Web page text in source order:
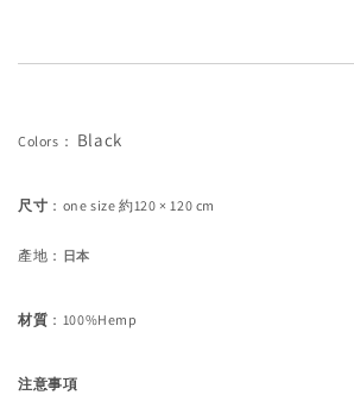
Colors ： Black
尺寸 ： one size 約120 × 120 cm
產地 ： 日本
材質 ：100%Hemp
注意事項